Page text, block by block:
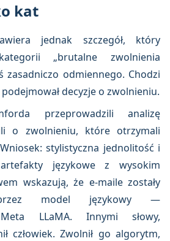
kat
jednak szczegół, który
„brutalne zwolnienia
zasadniczo odmiennego. Chodzi
decyzje o zwolnieniu.
przeprowadzili analizę
o zwolnieniu, które otrzymali
stylistyczna jednolitość i
językowe z wysokim
wskazują, że e-maile zostały
przez model językowy —
LLaMA. Innymi słowy,
człowiek. Zwolnił go algorytm,